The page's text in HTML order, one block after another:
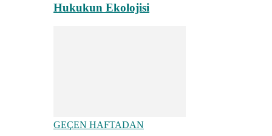
Hukukun Ekolojisi
GEÇEN HAFTADAN